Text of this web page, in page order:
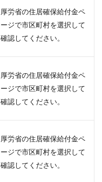
厚労省の住居確保給付金ペ
ージで市区町村を選択して
確認してください。
厚労省の住居確保給付金ペ
ージで市区町村を選択して
確認してください。
厚労省の住居確保給付金ペ
ージで市区町村を選択して
確認してください。